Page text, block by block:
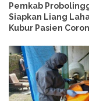
Pemkab
Siapkan Liang
Kubur Pasien